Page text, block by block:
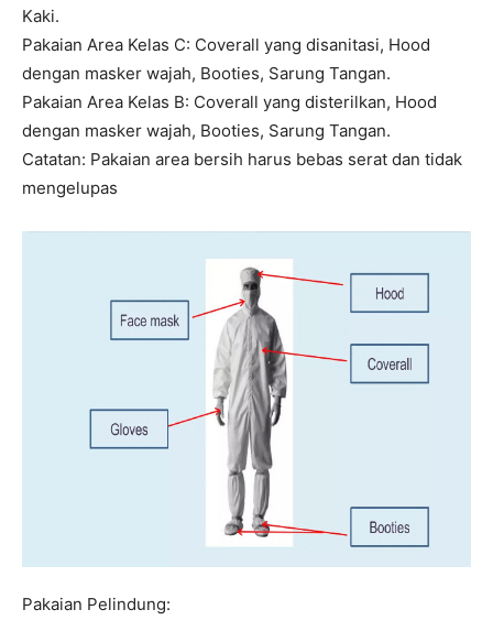
Kaki.
Pakaian Area Kelas C: Coverall yang disanitasi, Hood
dengan masker wajah, Booties, Sarung Tangan.
Pakaian Area Kelas B: Coverall yang disterilkan, Hood
dengan masker wajah, Booties, Sarung Tangan.
Catatan: Pakaian area bersih harus bebas serat dan tidak
mengelupas
Pakaian Pelindung: